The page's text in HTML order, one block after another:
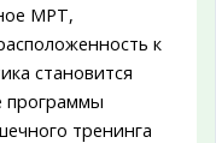
МРТ,
к
становится
программы
тренинга